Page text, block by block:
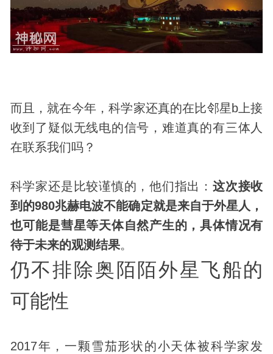
而且，就在今年，科学家还真的在比邻星b上接
收到了疑似无线电的信号，难道真的有三体人
在联系我们吗？
科学家还是比较谨慎的，他们指出： 这次接收
到的980兆赫电波不能确定就是来自于外星人，
也可能是彗星等天体自然产生的，具体情况有
待于未来的观测结果。
仍不排除奥陌陌外星飞船的
可能性
2017年，一颗雪茄形状的小天体被科学家发